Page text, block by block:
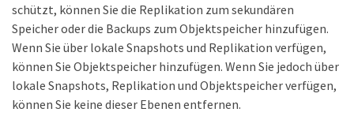
schützt, können Sie die Replikation zum sekundären
Speicher oder die Backups zum Objektspeicher hinzufügen.
Wenn Sie über lokale Snapshots und Replikation verfügen,
können Sie Objektspeicher hinzufügen. Wenn Sie jedoch über
lokale Snapshots, Replikation und Objektspeicher verfügen,
können Sie keine dieser Ebenen entfernen.